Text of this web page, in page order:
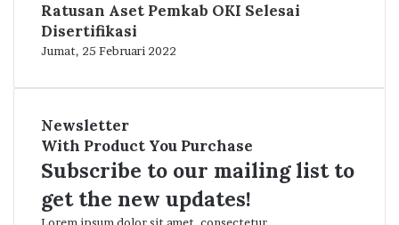
Ratusan Aset Pemkab OKI Selesai
Disertifikasi
Jumat, 25 Februari 2022
Newsletter
With Product You Purchase
Subscribe to our mailing list to
get the new updates!